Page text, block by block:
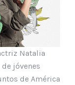
Natalia
jóvenes
de América